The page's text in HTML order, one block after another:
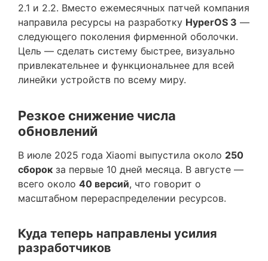
2.1 и 2.2. Вместо ежемесячных патчей компания
направила ресурсы на разработку HyperOS 3 —
следующего поколения фирменной оболочки.
Цель — сделать систему быстрее, визуально
привлекательнее и функциональнее для всей
линейки устройств по всему миру.
Резкое снижение числа
обновлений
В июле 2025 года Xiaomi выпустила около 250
сборок за первые 10 дней месяца. В августе —
всего около 40 версий, что говорит о
масштабном перераспределении ресурсов.
Куда теперь направлены усилия
разработчиков